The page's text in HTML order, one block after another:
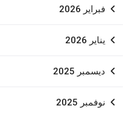
فبراير 2026
يناير 2026
ديسمبر 2025
نوفمبر 2025